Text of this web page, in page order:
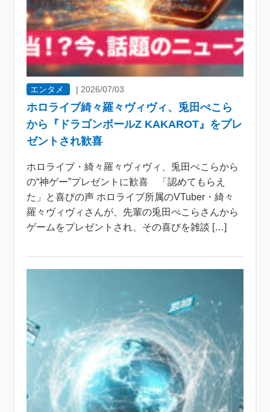
エンタメ |2026/07/03
ホロライブ綺々羅々ヴィヴィ、兎田ぺこら
から『ドラゴンボールZ KAKAROT』をプレ
ゼントされ歓喜
ホロライブ・綺々羅々ヴィヴィ、兎田ぺこらから
の“神ゲー”プレゼントに歓喜 「認めてもらえ
た」と喜びの声 ホロライブ所属のVTuber・綺々
羅々ヴィヴィさんが、先輩の兎田ぺこらさんから
ゲームをプレゼントされ、その喜びを雑談 […]